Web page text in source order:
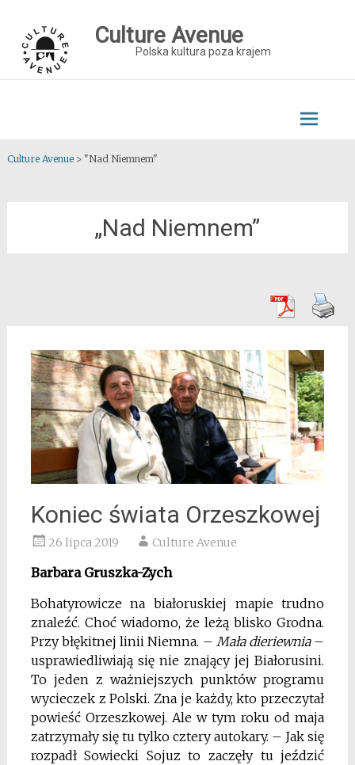
content
Culture Avenue
Polska kultura poza krajem
Culture Avenue> "Nad Niemnem"
„Nad Niemnem”
Koniec świata Orzeszkowej
26 lipca 2019 Culture Avenue
Barbara Gruszka-Zych
Bohatyrowicze na białoruskiej mapie trudno
znaleźć. Choć wiadomo, że leżą blisko Grodna.
Przy błękitnej linii Niemna. – Mała dieriewnia–
usprawiedliwiają się nie znający jej Białorusini.
To jeden z ważniejszych punktów programu
wycieczek z Polski. Zna je każdy, kto przeczytał
powieść Orzeszkowej. Ale w tym roku od maja
zatrzymały się tu tylko cztery autokary. – Jak się
rozpadł Sowiecki Sojuz to zaczęły tu jeździć